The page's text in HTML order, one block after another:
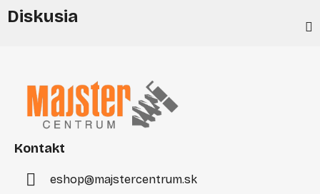
Diskusia
Kontakt
eshop@majstercentrum.sk